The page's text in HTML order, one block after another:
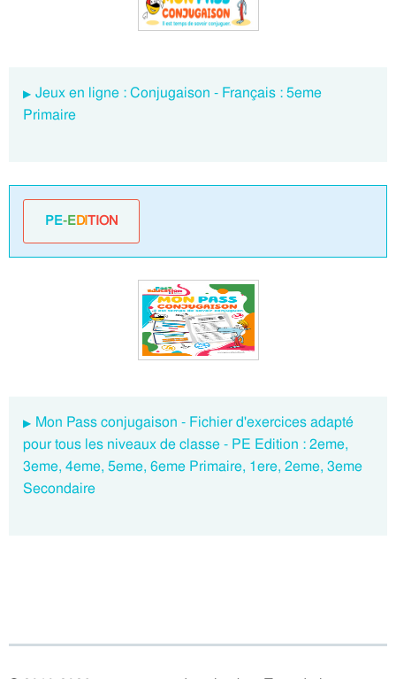
Jeux en ligne : Conjugaison - Français : 5eme
Primaire
PE-EDITION
Mon Pass conjugaison - Fichier d'exercices adapté
pour tous les niveaux de classe - PE Edition : 2eme,
3eme, 4eme, 5eme, 6eme Primaire, 1ere, 2eme, 3eme
Secondaire